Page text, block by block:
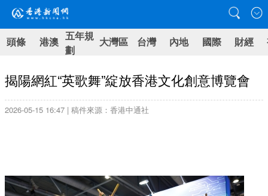
頭條 港澳 五年規
劃
大灣區 台灣 內地 國際 財經
揭陽網紅“英歌舞”綻放香港文化創意博覽會
2026-05-15 16:47 | 稿件來源：香港中通社